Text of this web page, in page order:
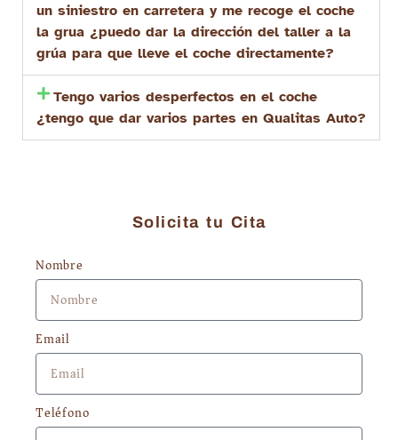
un siniestro en carretera y me recoge el coche
la grua ¿puedo dar la dirección del taller a la
grúa para que lleve el coche directamente?
Tengo varios desperfectos en el coche
¿tengo que dar varios partes en Qualitas Auto?
Solicita tu Cita
Nombre
Email
Teléfono